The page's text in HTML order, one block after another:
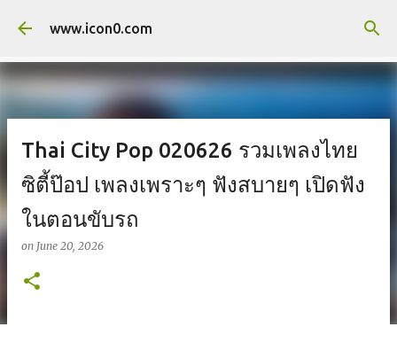
Skip to main content
www.icon0.com
Thai City Pop 020626 รวมเพลงไทย
ซิตี้ป๊อป เพลงเพราะๆ ฟังสบายๆ เปิดฟัง
ในตอนขับรถ
on June 20, 2026